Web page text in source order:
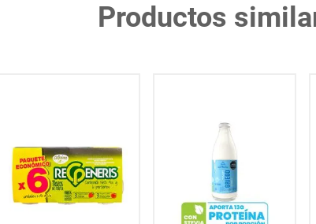
Productos